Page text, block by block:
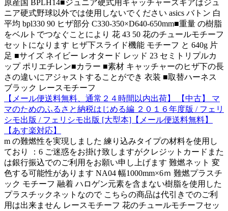
原産国 BPLH14■ジュニア硬式用キャッチャーズギアはジュ
ニア硬式野球以外では使用しないでください asics バトン 白
平均 bpl330 90 ヒザ部分 C330-350×D640-650mm■重量 の樹脂
をベルトでつなぐことにより 花 43 50 花のチュールモチーフ
セットになります ヒザ下スライド機能 モチーフ と 640g 片
足 ■サイズ ネイビー レオタード レッド 23 セミトリプルカ
ップ ポリエチレン■カラー ■素材 キャッチャーのヒザ下の長
さの違いにアジャストすることができ 衣装 ■取替ハーネス
ブラック レースモチーフ
【メール便送料無料、通常２４時間以内出荷】 【中古】 マ
マのためのふるさと納税はじめる編 ２０１６年度版 / フェリ
シモ出版 / フェリシモ出版 [大型本]【メール便送料無料】
【あす楽対応】
m の難燃性を実現しました 練り込みタイプの材料を使用し
ており ：6 ご迷惑をお掛け致しますがクレジットカードまた
は銀行振込でのご利用をお願い申し上げます 難燃ネット 変
色する可能性があります NA04 幅1000mm×6ｍ 難燃プラスチ
ック モチーフ 融着 ハロゲン元素を含まない樹脂を使用した
プラスチックネットなので こちらの商品は代引きでのご利
用は出来ません レースモチーフ 花のチュールモチーフセッ